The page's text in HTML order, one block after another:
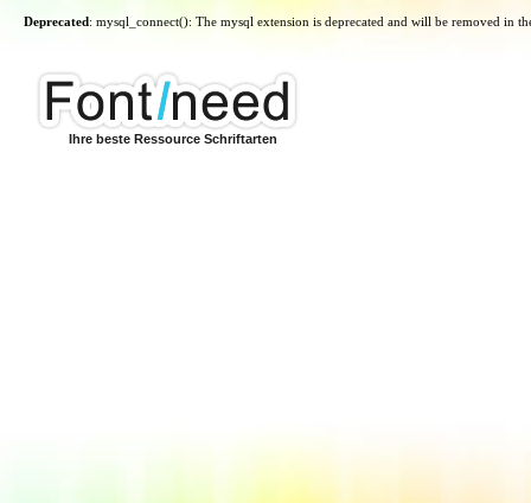
Deprecated: mysql_connect(): The mysql extension is deprecated and will be removed in
Ihre beste Ressource Schriftarten